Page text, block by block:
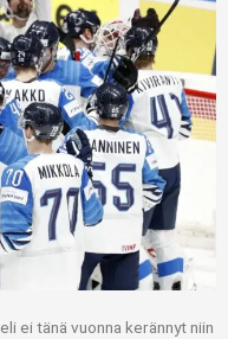
ei tänä vuonna kerännyt niin